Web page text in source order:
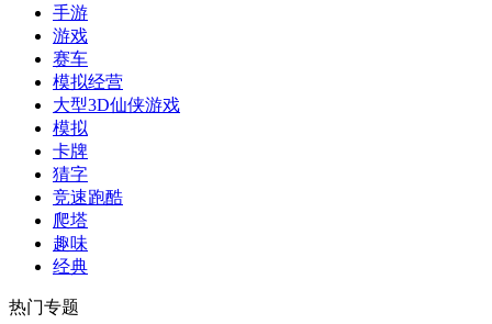
手游
游戏
赛车
模拟经营
大型3D仙侠游戏
模拟
卡牌
猜字
竞速跑酷
爬塔
趣味
经典
热门专题